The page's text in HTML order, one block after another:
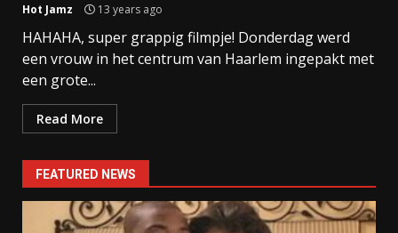
Hot Jamz 13 years ago
HAHAHA, super grappig filmpje! Donderdag werd
een vrouw in het centrum van Haarlem ingepakt met
een grote...
Read More
FEATURED NEWS